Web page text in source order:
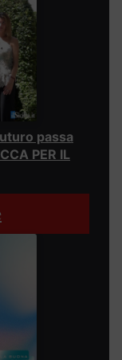
passa
PER IL